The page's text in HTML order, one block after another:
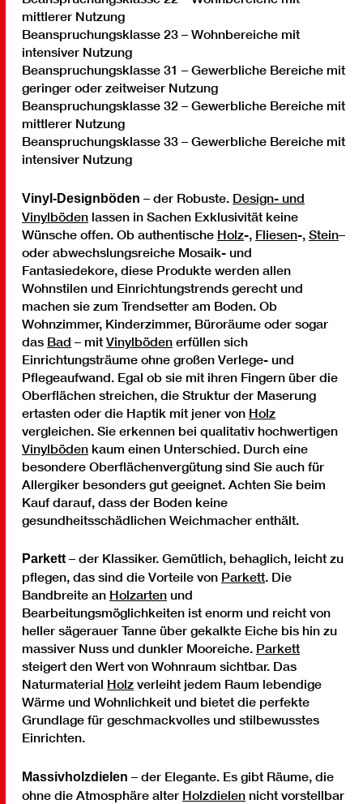
mittlerer Nutzung
Beanspruchungsklasse 23 – Wohnbereiche mit
intensiver Nutzung
Beanspruchungsklasse 31 – Gewerbliche Bereiche mit
geringer oder zeitweiser Nutzung
Beanspruchungsklasse 32 – Gewerbliche Bereiche mit
mittlerer Nutzung
Beanspruchungsklasse 33 – Gewerbliche Bereiche mit
intensiver Nutzung
Vinyl-Designböden – der Robuste. Design- und
Vinylböden lassen in Sachen Exklusivität keine
Wünsche offen. Ob authentische Holz-, Fliesen-, Stein–
oder abwechslungsreiche Mosaik- und
Fantasiedekore, diese Produkte werden allen
Wohnstilen und Einrichtungstrends gerecht und
machen sie zum Trendsetter am Boden. Ob
Wohnzimmer, Kinderzimmer, Büroräume oder sogar
das Bad – mit Vinylböden erfüllen sich
Einrichtungsträume ohne großen Verlege- und
Pflegeaufwand. Egal ob sie mit ihren Fingern über die
Oberflächen streichen, die Struktur der Maserung
ertasten oder die Haptik mit jener von Holz
vergleichen. Sie erkennen bei qualitativ hochwertigen
Vinylböden kaum einen Unterschied. Durch eine
besondere Oberflächenvergütung sind Sie auch für
Allergiker besonders gut geeignet. Achten Sie beim
Kauf darauf, dass der Boden keine
gesundheitsschädlichen Weichmacher enthält.
Parkett– der Klassiker. Gemütlich, behaglich, leicht zu
pflegen, das sind die Vorteile von Parkett. Die
Bandbreite an Holzarten und
Bearbeitungsmöglichkeiten ist enorm und reicht von
heller sägerauer Tanne über gekalkte Eiche bis hin zu
massiver Nuss und dunkler Mooreiche. Parkett
steigert den Wert von Wohnraum sichtbar. Das
Naturmaterial Holz verleiht jedem Raum lebendige
Wärme und Wohnlichkeit und bietet die perfekte
Grundlage für geschmackvolles und stilbewusstes
Einrichten.
Massivholzdielen – der Elegante. Es gibt Räume, die
ohne die Atmosphäre alter Holzdielen nicht vorstellbar